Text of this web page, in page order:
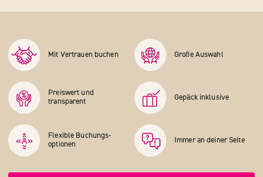
Mit Vertrauen buchen Große Auswahl
Preiswert und
transparent
Gepäck inklusive
Flexible Buchungs­
optionen
Immer an deiner Seite